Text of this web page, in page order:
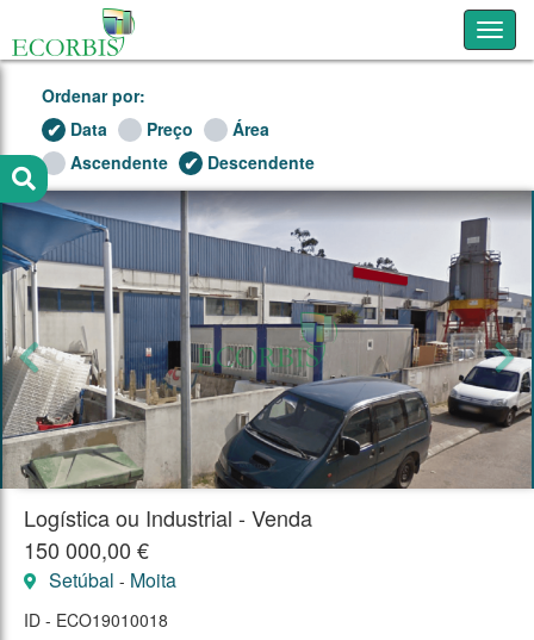
Ordenar por:
Data
Preço
Área
Ascendente
Descendente
Logística ou Industrial - Venda
150 000,00 €
Setúbal - Moita
ID - ECO19010018